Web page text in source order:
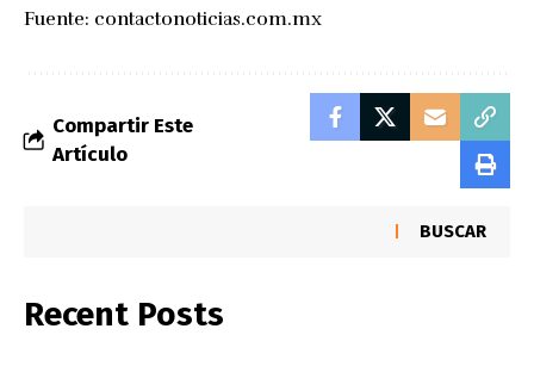
Fuente: contactonoticias.com.mx
Compartir Este
Artículo
BUSCAR
Recent Posts